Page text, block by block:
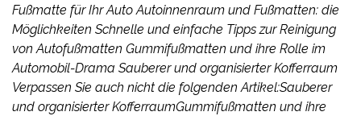
Fußmatte für Ihr Auto Autoinnenraum und Fußmatten: die
Möglichkeiten Schnelle und einfache Tipps zur Reinigung
von Autofußmatten Gummifußmatten und ihre Rolle im
Automobil-Drama Sauberer und organisierter Kofferraum
Verpassen Sie auch nicht die folgenden Artikel:Sauberer
und organisierter KofferraumGummifußmatten und ihre